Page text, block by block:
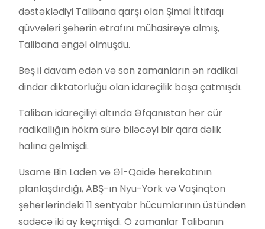
dəstəklədiyi Talibana qarşı olan Şimal İttifaqı
qüvvələri şəhərin ətrafını mühasirəyə almış,
Talibana əngəl olmuşdu.
Beş il davam edən və son zamanların ən radikal
dindar diktatorluğu olan idarəçilik başa çatmışdı.
Taliban idarəçiliyi altında Əfqanıstan hər cür
radikallığın hökm sürə biləcəyi bir qara dəlik
halına gəlmişdi.
Usame Bin Laden və Əl-Qaidə hərəkatının
planlaşdırdığı, ABŞ-ın Nyu-York və Vaşinqton
şəhərlərindəki 11 sentyabr hücumlarının üstündən
sadəcə iki ay keçmişdi. O zamanlar Talibanın